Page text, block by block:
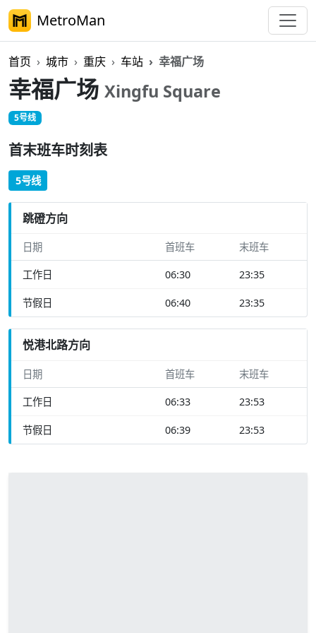
MetroMan
首页 城市 重庆 车站 幸福广场
幸福广场 Xingfu Square
5号线
首末班车时刻表
5号线
跳磴方向
日期 首班车 末班车
工作日 06:30 23:35
节假日 06:40 23:35
悦港北路方向
日期 首班车 末班车
工作日 06:33 23:53
节假日 06:39 23:53